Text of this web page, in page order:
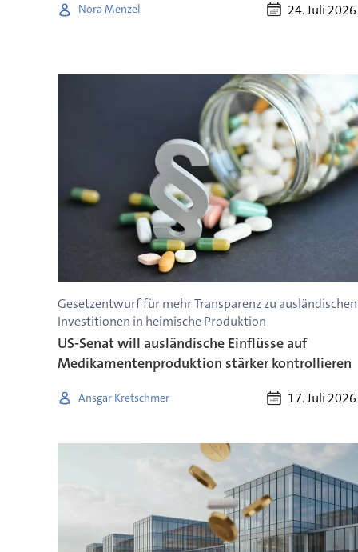
Nora Menzel 24. Juli 2026
Gesetzentwurf für mehr Transparenz zu ausländischen
Investitionen in heimische Produktion
US-Senat will ausländische Einflüsse auf
Medikamentenproduktion stärker kontrollieren
Ansgar Kretschmer 17. Juli 2026